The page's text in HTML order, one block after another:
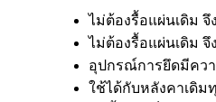
ไม่ต้องรื้อแผ่นเดิม
ไม่ต้องรื้อแผ่นเดิม
อุปกรณ์การยึดมีควา
ใช้ได้กับหลังคาเดิม